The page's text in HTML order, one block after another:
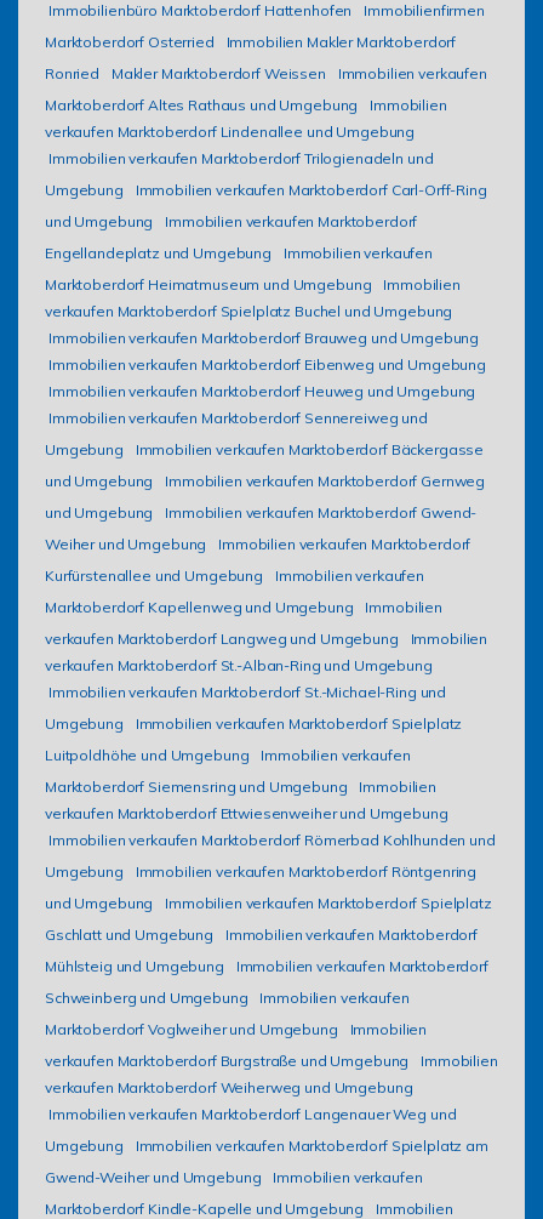
Immobilienbüro Marktoberdorf Hattenhofen
Immobilienfirmen
Marktoberdorf Osterried
Immobilien Makler Marktoberdorf
Ronried
Makler Marktoberdorf Weissen
Immobilien verkaufen
Marktoberdorf Altes Rathaus und Umgebung
Immobilien
verkaufen Marktoberdorf Lindenallee und Umgebung
Immobilien verkaufen Marktoberdorf Trilogienadeln und
Umgebung
Immobilien verkaufen Marktoberdorf Carl-Orff-Ring
und Umgebung
Immobilien verkaufen Marktoberdorf
Engellandeplatz und Umgebung
Immobilien verkaufen
Marktoberdorf Heimatmuseum und Umgebung
Immobilien
verkaufen Marktoberdorf Spielplatz Buchel und Umgebung
Immobilien verkaufen Marktoberdorf Brauweg und Umgebung
Immobilien verkaufen Marktoberdorf Eibenweg und Umgebung
Immobilien verkaufen Marktoberdorf Heuweg und Umgebung
Immobilien verkaufen Marktoberdorf Sennereiweg und
Umgebung
Immobilien verkaufen Marktoberdorf Bäckergasse
und Umgebung
Immobilien verkaufen Marktoberdorf Gernweg
und Umgebung
Immobilien verkaufen Marktoberdorf Gwend-
Weiher und Umgebung
Immobilien verkaufen Marktoberdorf
Kurfürstenallee und Umgebung
Immobilien verkaufen
Marktoberdorf Kapellenweg und Umgebung
Immobilien
verkaufen Marktoberdorf Langweg und Umgebung
Immobilien
verkaufen Marktoberdorf St.-Alban-Ring und Umgebung
Immobilien verkaufen Marktoberdorf St.-Michael-Ring und
Umgebung
Immobilien verkaufen Marktoberdorf Spielplatz
Luitpoldhöhe und Umgebung
Immobilien verkaufen
Marktoberdorf Siemensring und Umgebung
Immobilien
verkaufen Marktoberdorf Ettwiesenweiher und Umgebung
Immobilien verkaufen Marktoberdorf Römerbad Kohlhunden und
Umgebung
Immobilien verkaufen Marktoberdorf Röntgenring
und Umgebung
Immobilien verkaufen Marktoberdorf Spielplatz
Gschlatt und Umgebung
Immobilien verkaufen Marktoberdorf
Mühlsteig und Umgebung
Immobilien verkaufen Marktoberdorf
Schweinberg und Umgebung
Immobilien verkaufen
Marktoberdorf Voglweiher und Umgebung
Immobilien
verkaufen Marktoberdorf Burgstraße und Umgebung
Immobilien
verkaufen Marktoberdorf Weiherweg und Umgebung
Immobilien verkaufen Marktoberdorf Langenauer Weg und
Umgebung
Immobilien verkaufen Marktoberdorf Spielplatz am
Gwend-Weiher und Umgebung
Immobilien verkaufen
Marktoberdorf Kindle-Kapelle und Umgebung
Immobilien